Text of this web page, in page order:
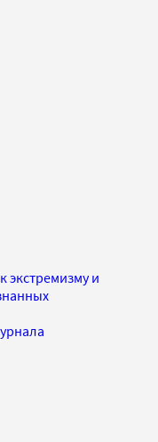
экстремизму и